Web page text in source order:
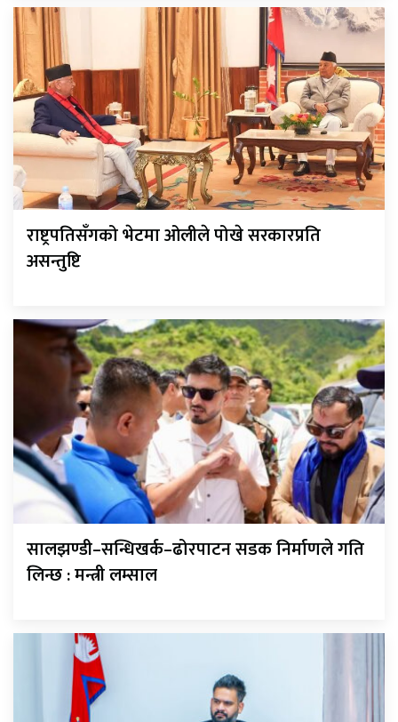
राष्ट्रपतिसँगको भेटमा ओलीले पोखे सरकारप्रति
असन्तुष्टि
सालझण्डी–सन्धिखर्क–ढोरपाटन सडक निर्माणले गति
लिन्छ : मन्त्री लम्साल